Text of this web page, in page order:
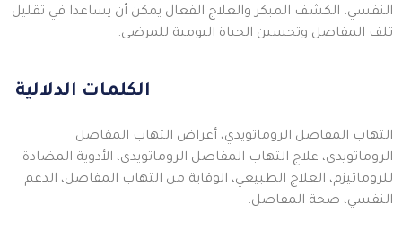
النفسي. الكشف المبكر والعلاج الفعال يمكن أن يساعدا في تقليل
تلف المفاصل وتحسين الحياة اليومية للمرضى.
الكلمات الدلالية
التهاب المفاصل الروماتويدي، أعراض التهاب المفاصل
الروماتويدي، علاج التهاب المفاصل الروماتويدي، الأدوية المضادة
للروماتيزم، العلاج الطبيعي، الوقاية من التهاب المفاصل، الدعم
النفسي، صحة المفاصل.